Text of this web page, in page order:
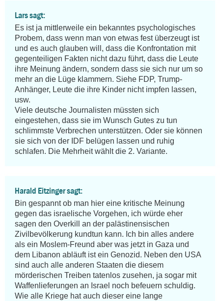
Lars sagt:
Es ist ja mittlerweile ein bekanntes psychologisches
Probem, dass wenn man von etwas fest überzeugt ist
und es auch glauben will, dass die Konfrontation mit
gegenteiligen Fakten nicht dazu führt, dass die Leute
ihre Meinung ändern, sondern dass sie sich nur um so
mehr an die Lüge klammern. Siehe FDP, Trump-
Anhänger, Leute die ihre Kinder nicht impfen lassen,
usw.
Viele deutsche Journalisten müssten sich
eingestehen, dass sie im Wunsch Gutes zu tun
schlimmste Verbrechen unterstützen. Oder sie können
sie sich von der IDF belügen lassen und ruhig
schlafen. Die Mehrheit wählt die 2. Variante.
Harald Eitzinger sagt:
Bin gespannt ob man hier eine kritische Meinung
gegen das israelische Vorgehen, ich würde eher
sagen den Overkill an der palästinensischen
Zivilbevölkerung kundtun kann. Ich bin alles andere
als ein Moslem-Freund aber was jetzt in Gaza und
dem Libanon abläuft ist ein Genozid. Neben den USA
sind auch alle anderen Staaten die diesem
mörderischen Treiben tatenlos zusehen, ja sogar mit
Waffenlieferungen an Israel noch befeuern schuldig.
Wie alle Kriege hat auch dieser eine lange